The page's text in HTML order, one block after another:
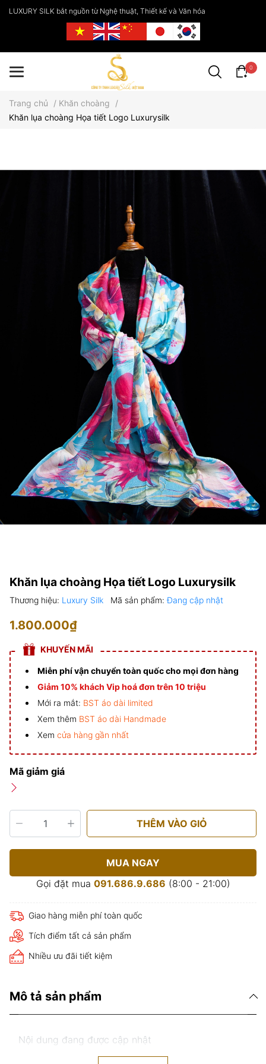
LUXURY SILK bắt nguồn từ Nghệ thuật, Thiết kế và Văn hóa
0
Trang chủ / Khăn choàng
/
Khăn lụa choàng Họa tiết Logo Luxurysilk
Khăn lụa choàng Họa tiết Logo Luxurysilk
Thương hiệu: Luxury Silk Mã sản phẩm:Đang cập nhật
1.800.000₫
KHUYẾN MÃI
Miễn phí vận chuyển toàn quốc cho mọi đơn hàng
Giảm 10% khách Vip hoá đơn trên 10 triệu
Mới ra mắt: BST áo dài limited
Xem thêm BST áo dài Handmade
Xem cửa hàng gần nhất
Mã giảm giá
THÊM VÀO GIỎ
MUA NGAY
Gọi đặt mua 091.686.9.686 (8:00 - 21:00)
Giao hàng miễn phí toàn quốc
Tích điểm tất cả sản phẩm
Nhiều ưu đãi tiết kiệm
Mô tả sản phẩm
Nội dung đang được cập nhật